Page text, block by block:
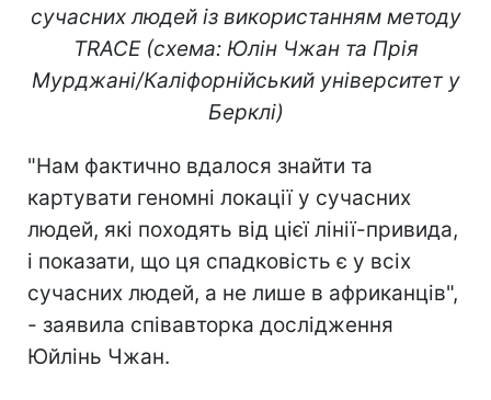
сучасних людей із використанням методу
TRACE (схема: Юлін Чжан та Прія
Мурджані/Каліфорнійський університет у
Берклі)
"Нам фактично вдалося знайти та
картувати геномні локації у сучасних
людей, які походять від цієї лінії-привида,
і показати, що ця спадковість є у всіх
сучасних людей, а не лише в африканців",
- заявила співавторка дослідження
Юйлінь Чжан.